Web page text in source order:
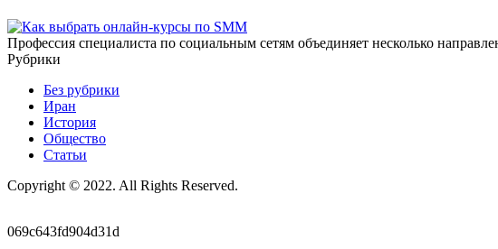
Профессия специалиста по социальным сетям объединяет несколько
Рубрики
Без рубрики
Иран
История
Общество
Статьи
Copyright © 2022. All Rights Reserved.
069c643fd904d31d